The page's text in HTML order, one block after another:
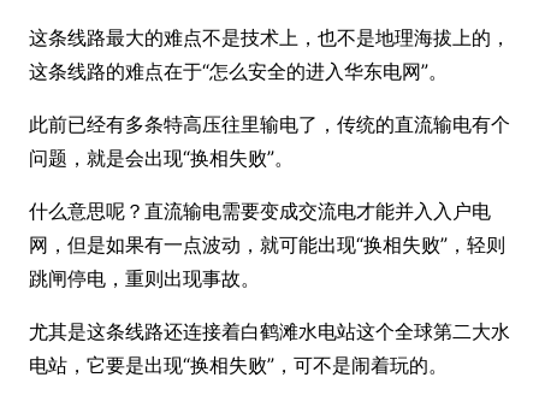
这条线路最大的难点不是技术上，也不是地理海拔上的，
这条线路的难点在于“怎么安全的进入华东电网”。
此前已经有多条特高压往里输电了，传统的直流输电有个
问题，就是会出现“换相失败”。
什么意思呢？直流输电需要变成交流电才能并入入户电
网，但是如果有一点波动，就可能出现“换相失败”，轻则
跳闸停电，重则出现事故。
尤其是这条线路还连接着白鹤滩水电站这个全球第二大水
电站，它要是出现“换相失败”，可不是闹着玩的。